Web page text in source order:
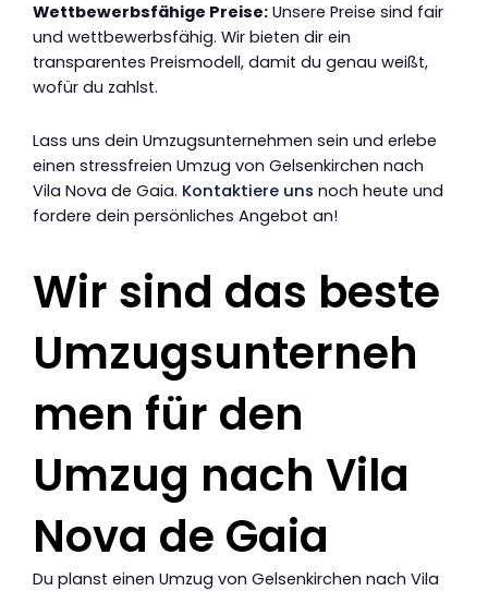
Wettbewerbsfähige Preise: Unsere Preise sind fair
und wettbewerbsfähig. Wir bieten dir ein
transparentes Preismodell, damit du genau weißt,
wofür du zahlst.
Lass uns dein Umzugsunternehmen sein und erlebe
einen stressfreien Umzug von Gelsenkirchen nach
Vila Nova de Gaia. Kontaktiere uns noch heute und
fordere dein persönliches Angebot an!
Wir sind das beste
Umzugsunterneh
men für den
Umzug nach Vila
Nova de Gaia
Du planst einen Umzug von Gelsenkirchen nach Vila